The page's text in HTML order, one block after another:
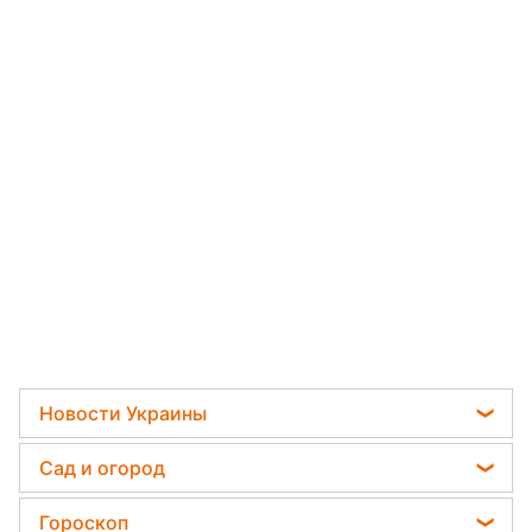
Новости Украины
Телеграм новости Украины
Пенсии в Украине
Сад и огород
Садовод назвал самое эффективное средство
Гороскоп